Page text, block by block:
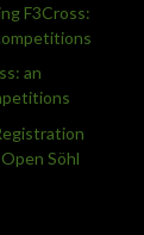
F3Cross:
an
Söhl